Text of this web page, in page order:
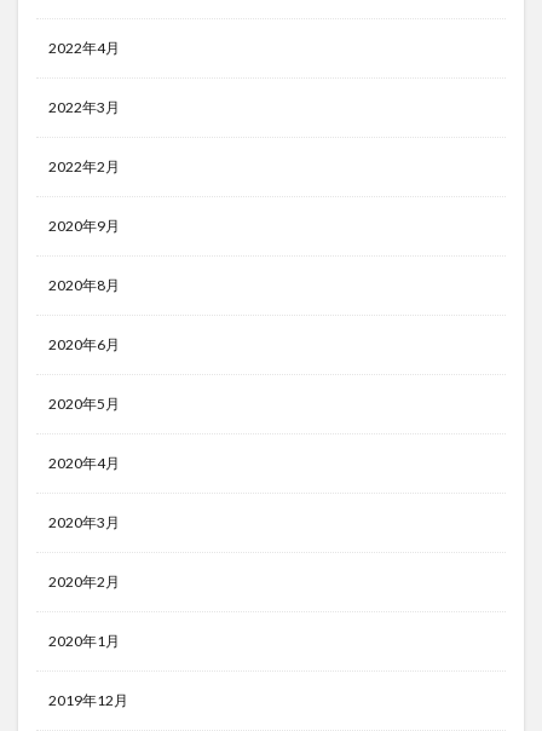
2022年4月
2022年3月
2022年2月
2020年9月
2020年8月
2020年6月
2020年5月
2020年4月
2020年3月
2020年2月
2020年1月
2019年12月